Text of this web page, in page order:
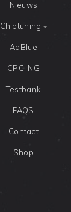
Nieuws
Chiptuning
AdBlue
CPC-NG
Testbank
FAQS
Contact
Shop